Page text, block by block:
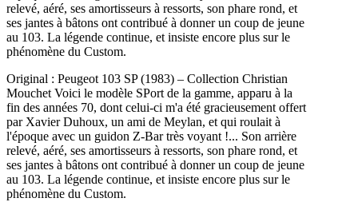
relevé, aéré, ses amortisseurs à ressorts, son phare rond, et
ses jantes à bâtons ont contribué à donner un coup de jeune
au 103. La légende continue, et insiste encore plus sur le
phénomène du Custom.
Original : Peugeot 103 SP (1983) – Collection Christian
Mouchet Voici le modèle SPort de la gamme, apparu à la
fin des années 70, dont celui-ci m'a été gracieusement offert
par Xavier Duhoux, un ami de Meylan, et qui roulait à
l'époque avec un guidon Z-Bar très voyant !... Son arrière
relevé, aéré, ses amortisseurs à ressorts, son phare rond, et
ses jantes à bâtons ont contribué à donner un coup de jeune
au 103. La légende continue, et insiste encore plus sur le
phénomène du Custom.